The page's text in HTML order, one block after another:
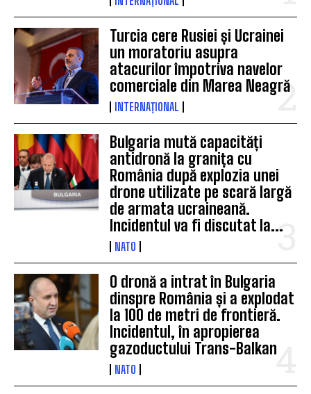
Turcia cere Rusiei și Ucrainei
un moratoriu asupra
atacurilor împotriva navelor
comerciale din Marea Neagră
INTERNAȚIONAL
Bulgaria mută capacități
antidronă la granița cu
România după explozia unei
drone utilizate pe scară largă
de armata ucraineană.
Incidentul va fi discutat la...
NATO
O dronă a intrat în Bulgaria
dinspre România și a explodat
la 100 de metri de frontieră.
Incidentul, în apropierea
gazoductului Trans-Balkan
NATO